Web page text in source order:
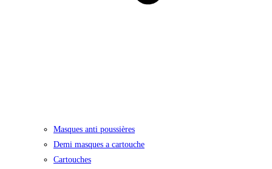
Masques anti poussières
Demi masques a cartouche
Cartouches